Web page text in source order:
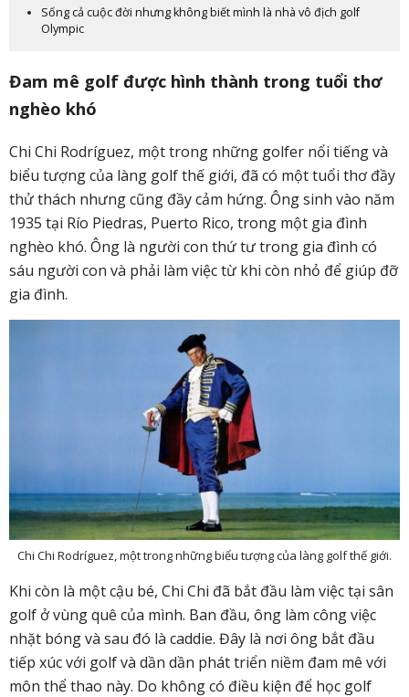
Sống cả cuộc đời nhưng không biết mình là nhà vô địch golf
Olympic
Đam mê golf được hình thành trong tuổi thơ
nghèo khó
Chi Chi Rodríguez, một trong những golfer nổi tiếng và
biểu tượng của làng golf thế giới, đã có một tuổi thơ đầy
thử thách nhưng cũng đầy cảm hứng. Ông sinh vào năm
1935 tại Río Piedras, Puerto Rico, trong một gia đình
nghèo khó. Ông là người con thứ tư trong gia đình có
sáu người con và phải làm việc từ khi còn nhỏ để giúp đỡ
gia đình.
Chi Chi Rodríguez, một trong những biểu tượng của làng golf thế giới.
Khi còn là một cậu bé, Chi Chi đã bắt đầu làm việc tại sân
golf ở vùng quê của mình. Ban đầu, ông làm công việc
nhặt bóng và sau đó là caddie. Đây là nơi ông bắt đầu
tiếp xúc với golf và dần dần phát triển niềm đam mê với
môn thể thao này. Do không có điều kiện để học golf